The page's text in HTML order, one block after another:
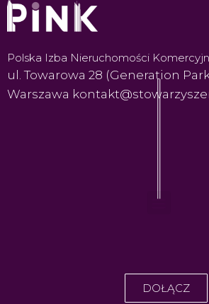
Polska Izba Nieruchomości
ul. Towarowa 28 (Generation
Warszawa
DOŁĄCZ